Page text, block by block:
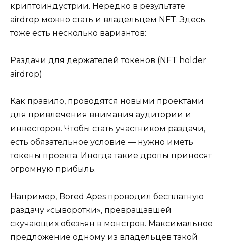
криптоиндустрии. Нередко в результате
airdrop можно стать и владельцем NFT. Здесь
тоже есть несколько вариантов:
Раздачи для держателей токенов (NFT holder
airdrop)
Как правило, проводятся новыми проектами
для привлечения внимания аудитории и
инвесторов. Чтобы стать участником раздачи,
есть обязательное условие — нужно иметь
токены проекта. Иногда такие дропы приносят
огромную прибыль.
Например, Bored Apes проводил бесплатную
раздачу «сыворотки», превращавшей
скучающих обезьян в монстров. Максимальное
предложение одному из владельцев такой